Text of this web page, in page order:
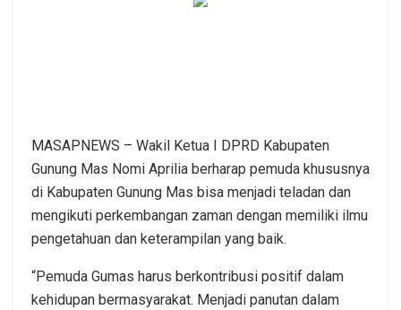
MASAPNEWS – Wakil Ketua I DPRD Kabupaten
Gunung Mas Nomi Aprilia berharap pemuda khususnya
di Kabupaten Gunung Mas bisa menjadi teladan dan
mengikuti perkembangan zaman dengan memiliki ilmu
pengetahuan dan keterampilan yang baik.
“Pemuda Gumas harus berkontribusi positif dalam
kehidupan bermasyarakat. Menjadi panutan dalam